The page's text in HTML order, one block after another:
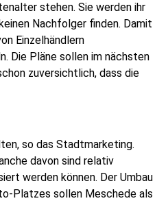
stehen. Sie werden ihr
Nachfolger finden. Damit
Einzelhändlern
Die Pläne sollen im nächsten
zuversichtlich, dass die
so das Stadtmarketing.
davon sind relativ
werden können. Der Umbau
Platzes sollen Meschede als